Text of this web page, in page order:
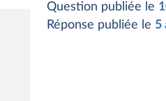
Question publiée le
Réponse publiée le 5